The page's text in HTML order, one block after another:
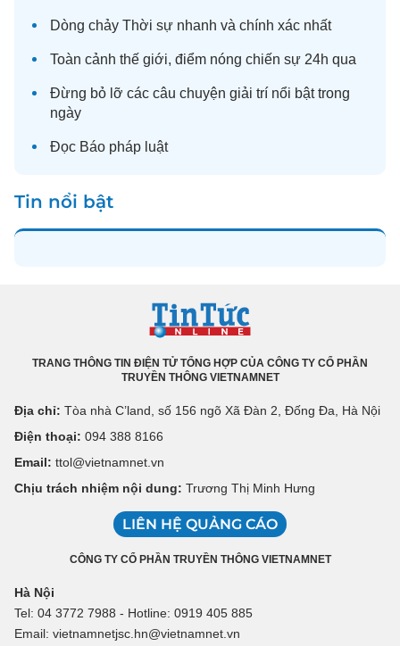
Dòng chảy Thời sự nhanh và chính xác nhất
Toàn cảnh thế giới, điểm nóng chiến sự 24h qua
Đừng bỏ lỡ các câu chuyện giải trí nổi bật trong
ngày
Đọc Báo pháp luật
Tin nổi bật
TRANG THÔNG TIN ĐIỆN TỬ TỔNG HỢP CỦA CÔNG TY CỔ PHẦN
TRUYỀN THÔNG VIETNAMNET
Địa chỉ: Tòa nhà C’land, số 156 ngõ Xã Đàn 2, Đống Đa, Hà Nội
Điện thoại: 094 388 8166
Email: ttol@vietnamnet.vn
Chịu trách nhiệm nội dung: Trương Thị Minh Hưng
LIÊN HỆ QUẢNG CÁO
CÔNG TY CỔ PHẦN TRUYỀN THÔNG VIETNAMNET
Hà Nội
Tel: 04 3772 7988 - Hotline: 0919 405 885
Email: vietnamnetjsc.hn@vietnamnet.vn